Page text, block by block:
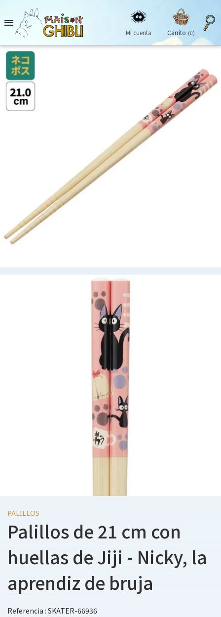

Mi cuenta Carrito (0)
PALILLOS
Palillos de 21 cm con
huellas de Jiji - Nicky, la
aprendiz de bruja
Referencia : SKATER-66936